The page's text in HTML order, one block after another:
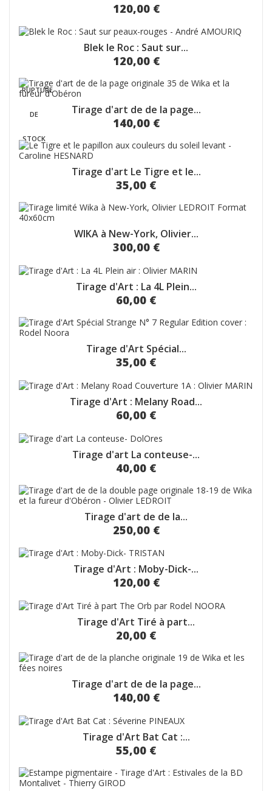
120,00 €
Blek le Roc : Saut sur...
120,00 €
Tirage d'art de de la page...
140,00 €
RUPTURE
DE
STOCK
Tirage d'art Le Tigre et le...
35,00 €
WIKA à New-York, Olivier...
300,00 €
Tirage d'Art : La 4L Plein...
60,00 €
Tirage d'Art Spécial...
35,00 €
Tirage d'Art : Melany Road...
60,00 €
Tirage d'art La conteuse-...
40,00 €
Tirage d'art de de la...
250,00 €
Tirage d'Art : Moby-Dick-...
120,00 €
Tirage d'Art Tiré à part...
20,00 €
Tirage d'art de de la page...
140,00 €
Tirage d'Art Bat Cat :...
55,00 €